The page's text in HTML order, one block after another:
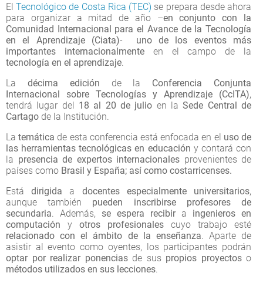
ElTecnológico de Costa Rica (TEC) se prepara desde ahora
para organizar a mitad de año –en conjunto con la
Comunidad Internacional para el Avance de la Tecnología
en el Aprendizaje (Ciata)- uno de los eventos más
importantes
internacionalmenteen el campo de la
tecnología en el aprendizaje.
La décima edición de la Conferencia Conjunta
Internacional sobre Tecnologías y Aprendizaje (CcITA),
tendrá lugar del 18 al 20 de julio en laSede Central de
Cartago de la Institución.
Latemática de esta conferencia está enfocada en el uso de
las herramientas tecnológicas en educación y contará con
la presencia de expertos internacionales provenientes de
países como Brasil y España; así como costarricenses.
Estádirigida a docentes especialmente universitarios,
aunque también pueden inscribirse profesores de
secundaria. Además, se espera recibira ingenieros en
computación y otros profesionales cuyo trabajo esté
relacionado con el ámbito de la enseñanza. Aparte de
asistir al evento como oyentes, los participantes podrán
optar por realizar ponenciasde sus propios proyectoso
métodos utilizados en sus lecciones.